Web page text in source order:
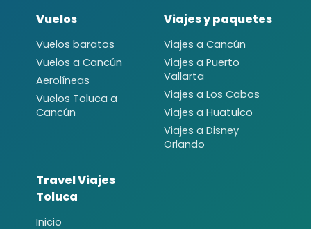
Vuelos
Vuelos baratos
Vuelos a Cancún
Aerolíneas
Vuelos Toluca a
Cancún
Viajes y paquetes
Viajes a Cancún
Viajes a Puerto
Vallarta
Viajes a Los Cabos
Viajes a Huatulco
Viajes a Disney
Orlando
Travel Viajes
Toluca
Inicio